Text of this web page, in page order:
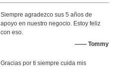
Siempre agradezco sus 5 años de
apoyo en nuestro negocio. Estoy feliz
con eso.
—— Tommy
Gracias por ti siempre cuida mis